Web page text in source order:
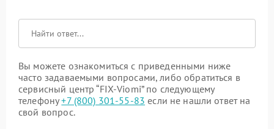
Вы можете ознакомиться с приведенными ниже
часто задаваемыми вопросами, либо обратиться в
сервисный центр “FIX-Viomi” по следующему
телефону+7 (800) 301-55-83 если не нашли ответ на
свой вопрос.